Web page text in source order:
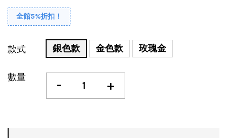
全館5%折扣！
款式 銀色款 金色款 玫瑰金
數量
- +